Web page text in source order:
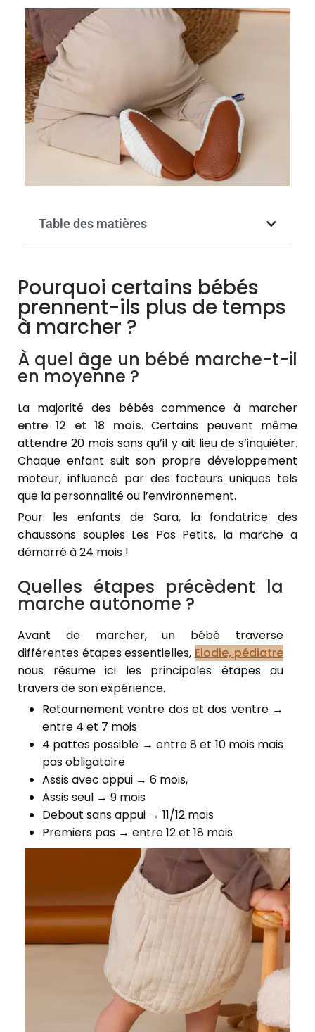
Table des matières
Pourquoi certains bébés
prennent-ils plus de temps
à marcher ?
À quel âge un bébé marche-t-il
en moyenne ?
La majorité des bébés commence à marcher
entre 12 et 18 mois. Certains peuvent même
attendre 20 mois sans qu’il y ait lieu de s’inquiéter.
Chaque enfant suit son propre développement
moteur, influencé par des facteurs uniques tels
que la personnalité ou l’environnement.
Pour les enfants de Sara, la fondatrice des
chaussons souples Les Pas Petits, la marche a
démarré à 24 mois !
Quelles étapes précèdent la
marche autonome ?
Avant de marcher, un bébé traverse
différentes étapes essentielles, Elodie, pédiatre
nous résume ici les principales étapes au
travers de son expérience.
Retournement ventre dos et dos ventre →
entre 4 et 7 mois
4 pattes possible → entre 8 et 10 mois mais
pas obligatoire
Assis avec appui → 6 mois,
Assis seul → 9 mois
Debout sans appui → 11/12 mois
Premiers pas → entre 12 et 18 mois